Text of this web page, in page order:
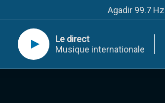
Agadir 99.7 Hz
Tanger 103.3 Hz
Meknès 97.2 Hz
Settat 104,6
Le direct
Musique internationale